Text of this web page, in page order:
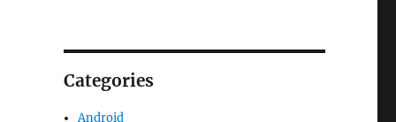
Categories
Android